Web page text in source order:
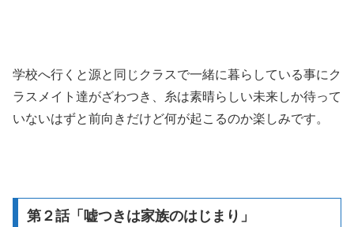
学校へ行くと源と同じクラスで一緒に暮らしている事にク
ラスメイト達がざわつき、糸は素晴らしい未来しか待って
いないはずと前向きだけど何が起こるのか楽しみです。
第２話「嘘つきは家族のはじまり」